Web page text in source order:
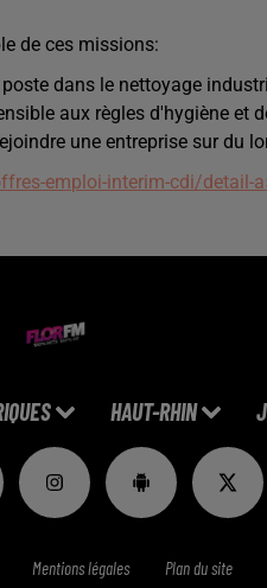
de ces missions:
dans le nettoyage
aux règles d'hygiène et
une entreprise sur du
emploi-interim-cdi/detail-
HAUT-RHIN
Mentions légales Plan du site